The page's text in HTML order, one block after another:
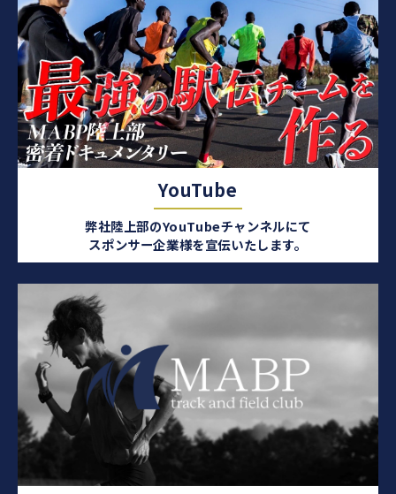
YouTube
弊社陸上部のYouTubeチャンネルにて
スポンサー企業様を宣伝いたします。